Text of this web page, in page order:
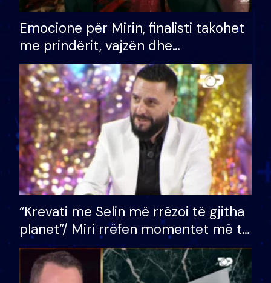
Emocione për Mirin, finalisti takohet
me prindërit, vajzën dhe
bashkëshorten: S’kemi ndonjë letër
divorci apo jo?
“Krevati me Selin më rrëzoi të gjitha
planet”/ Miri rrëfen momentet më të
bukura në shtëpinë e BB VIP: Do më
mungojë zilja e mëngjesit kur…